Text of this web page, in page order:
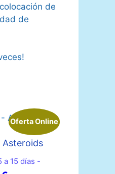
de
de
Oferta Online
Asteroids
a 15 días -